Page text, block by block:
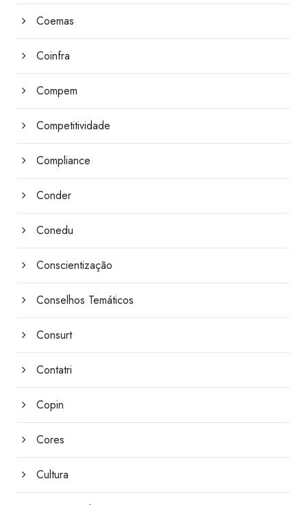
Coemas
Coinfra
Compem
Competitividade
Compliance
Conder
Conedu
Conscientização
Conselhos Temáticos
Consurt
Contatri
Copin
Cores
Cultura